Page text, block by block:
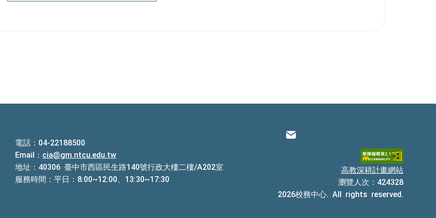
電話：04-22188500
Email： cia@gm.ntcu.edu.tw
地址：40306 臺中市西區民生路140號行政大樓二樓/A202室
服務時間：平日：8:00~12:00、13:30~17:30
電子信箱
高教深耕計畫網站
瀏覽人次：424328
2026校務中心. All rights reserved.